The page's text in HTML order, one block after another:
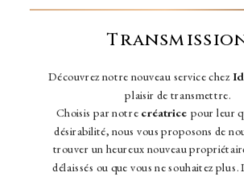
Découvrez notre nouveau service chez
plaisir de transmettre.
Choisis par notrecréatrice pour leur
désirabilité, nous vous proposons de
trouver un heureux nouveau
délaissés ou que vous ne souhaitez